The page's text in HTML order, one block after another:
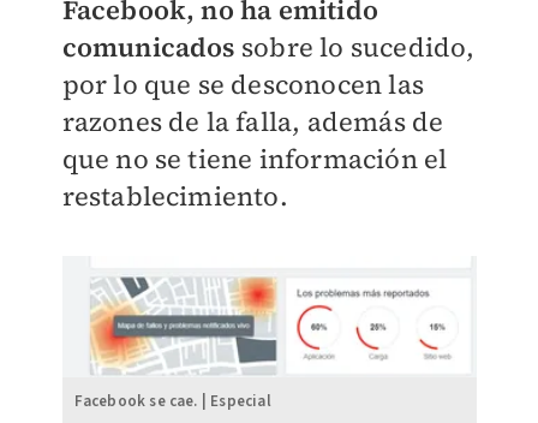
Facebook, no ha emitido
comunicados sobre lo sucedido,
por lo que se desconocen las
razones de la falla, además de
que no se tiene información el
restablecimiento.
Facebook se cae. | Especial